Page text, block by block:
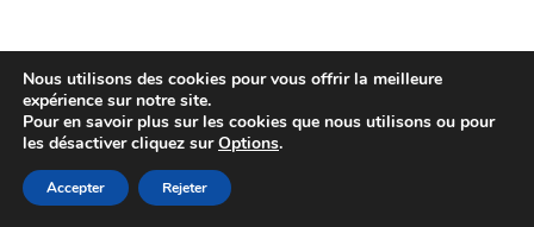
Neve| Propulsé par
Nous utilisons des cookies pour vous offrir la meilleure
expérience sur notre site.
Pour en savoir plus sur les cookies que nous utilisons ou pour
les désactiver cliquez surOptions.
Accepter Rejeter